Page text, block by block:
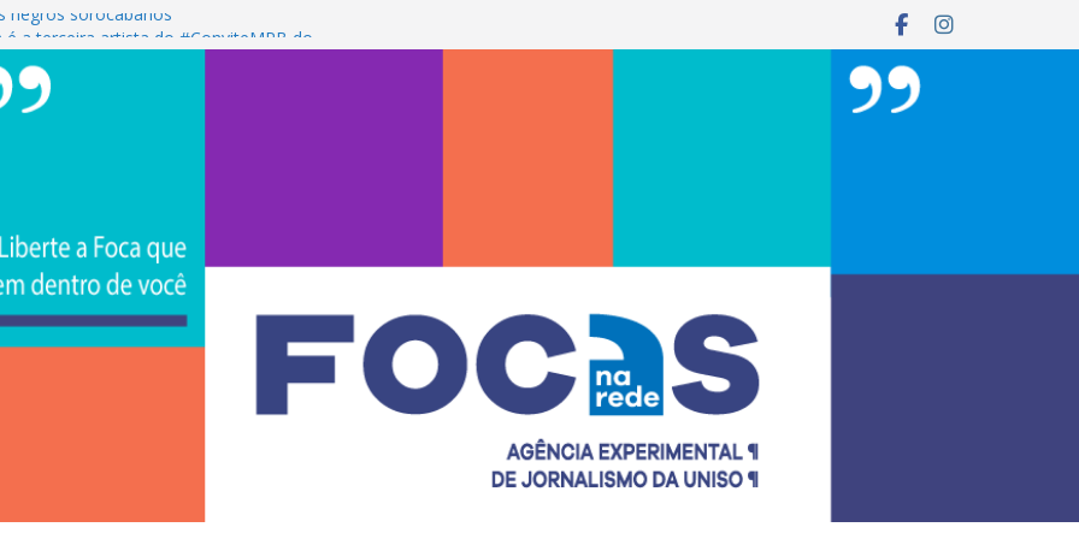
negros sorocabanos
é a terceira artista do #ConviteMPB do
Brasil 2026 promove integração, ciência e
na Uniso